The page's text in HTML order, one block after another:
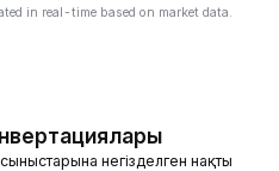
in real-time based on market data.
негізделген нақты